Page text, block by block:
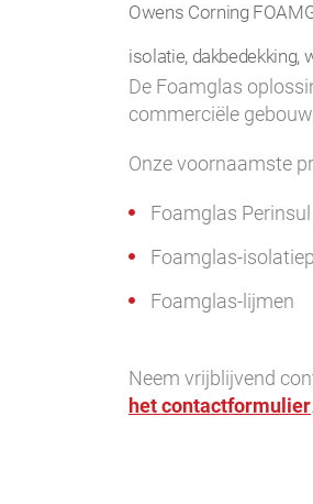
Owens Corning
isolatie, dakbedekking,
De Foamglas
commerciële
Onze voornaamste
Foamglas Perinsul
Foamglas-
Foamglas-lijmen
Neem vrijblijvend
het contactformulier